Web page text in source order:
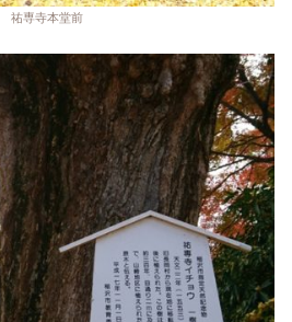
祐専寺本堂前